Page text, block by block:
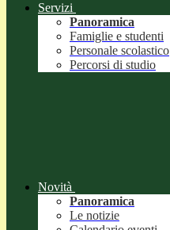
Servizi
Panoramica
Famiglie e studenti
Personale scolastico
Percorsi di studio
Novità
Panoramica
Le notizie